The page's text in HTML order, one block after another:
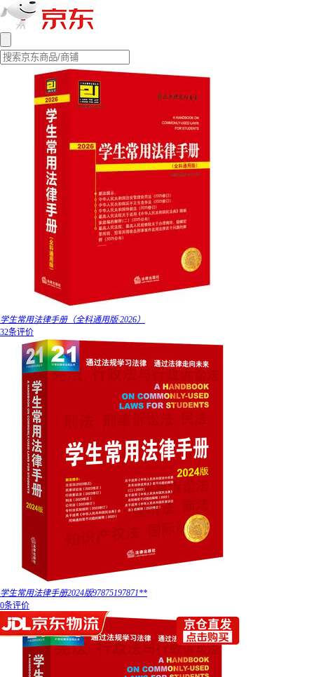
学生常用法律手册（全科通用版·2026）
32条评价
学生常用法律手册2024版97875197871**
0条评价